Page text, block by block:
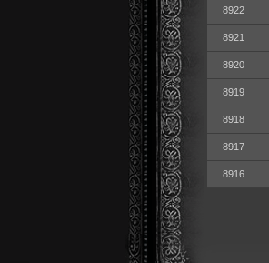
8922
8921
8920
8919
8918
8917
8916